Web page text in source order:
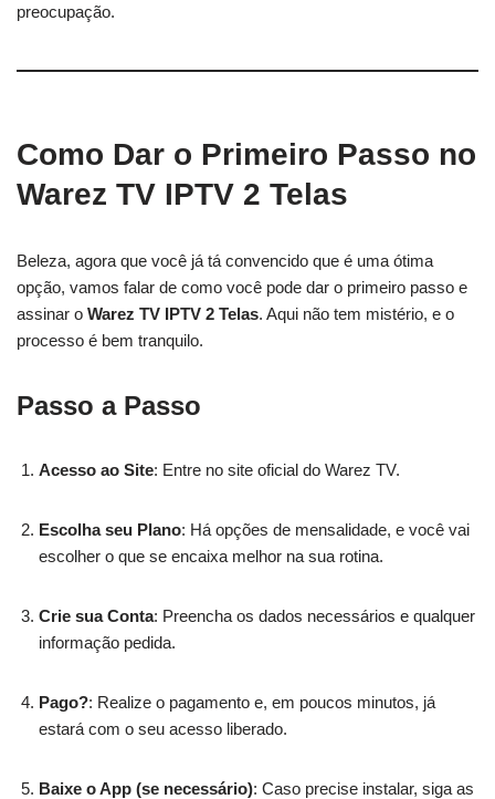
preocupação.
Como Dar o Primeiro Passo no
Warez TV IPTV 2 Telas
Beleza, agora que você já tá convencido que é uma ótima
opção, vamos falar de como você pode dar o primeiro passo e
assinar o Warez TV IPTV 2 Telas. Aqui não tem mistério, e o
processo é bem tranquilo.
Passo a Passo
Acesso ao Site: Entre no site oficial do Warez TV.
Escolha seu Plano: Há opções de mensalidade, e você vai
escolher o que se encaixa melhor na sua rotina.
Crie sua Conta: Preencha os dados necessários e qualquer
informação pedida.
Pago?: Realize o pagamento e, em poucos minutos, já
estará com o seu acesso liberado.
Baixe o App (se necessário): Caso precise instalar, siga as